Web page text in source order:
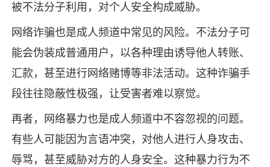
被不法分子利用，对个人安全构成威胁。
网络诈骗也是成人频道中常见的风险。不法分子可
能会伪装成普通用户，以各种理由诱导他人转账、
汇款，甚至进行网络赌博等非法活动。这种诈骗手
段往往隐蔽性极强，让受害者难以察觉。
再者，网络暴力也是成人频道中不容忽视的问题。
有些人可能因为言语冲突，对他人进行人身攻击、
辱骂，甚至威胁对方的人身安全。这种暴力行为不